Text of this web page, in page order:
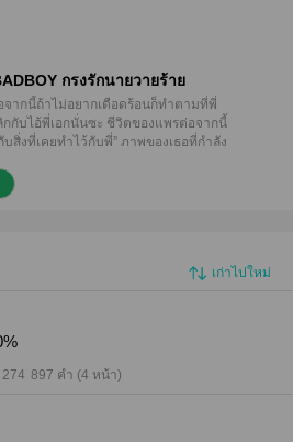
กรงรักนายวายร้าย
จากนี้ถ้าไม่อยากเดือดร้อนก็ทำตามที่พี่
กกับไอ้พี่เอกนั่นซะ ชีวิตของแพรต่อจากนี้
สิ่งที่เคยทำไว้กับพี่” ภาพของเธอที่กำลัง
นแน่นก่อนจะลุกขึ้นนั่งหันมาจ้องหน้าแอล
ง “พี่ทำแบบนี้ทำไม!” น้ำตาเริ่มคลอเบ้า
อยากได้ งานเธอก็อยากมี ถ้าเสี่ยงให้
ตา แพรวามองเขาอย่างช้ำใจ แต่สายตา
พียงความสะใจ ที่สามาถเอาชนะเธอได้
การแบบนี้ แต่ขออย่างเดียวเรื่องของเรา
อให้เรารู้กันแค่สองคนได้ไหม?” “พี่ก็ไม่ได้
เก่าไปใหม่
274 897 คำ (4 หน้า)